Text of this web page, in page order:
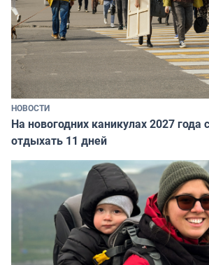
НОВОСТИ
На новогодних каникулах 2027 года
отдыхать 11 дней